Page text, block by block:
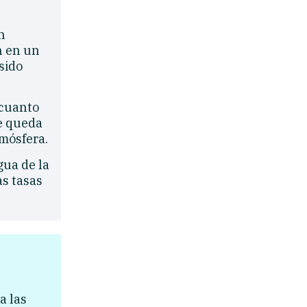
en un
queda
de la
tasas
las